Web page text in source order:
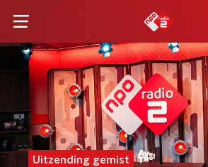
Uitzending gemist